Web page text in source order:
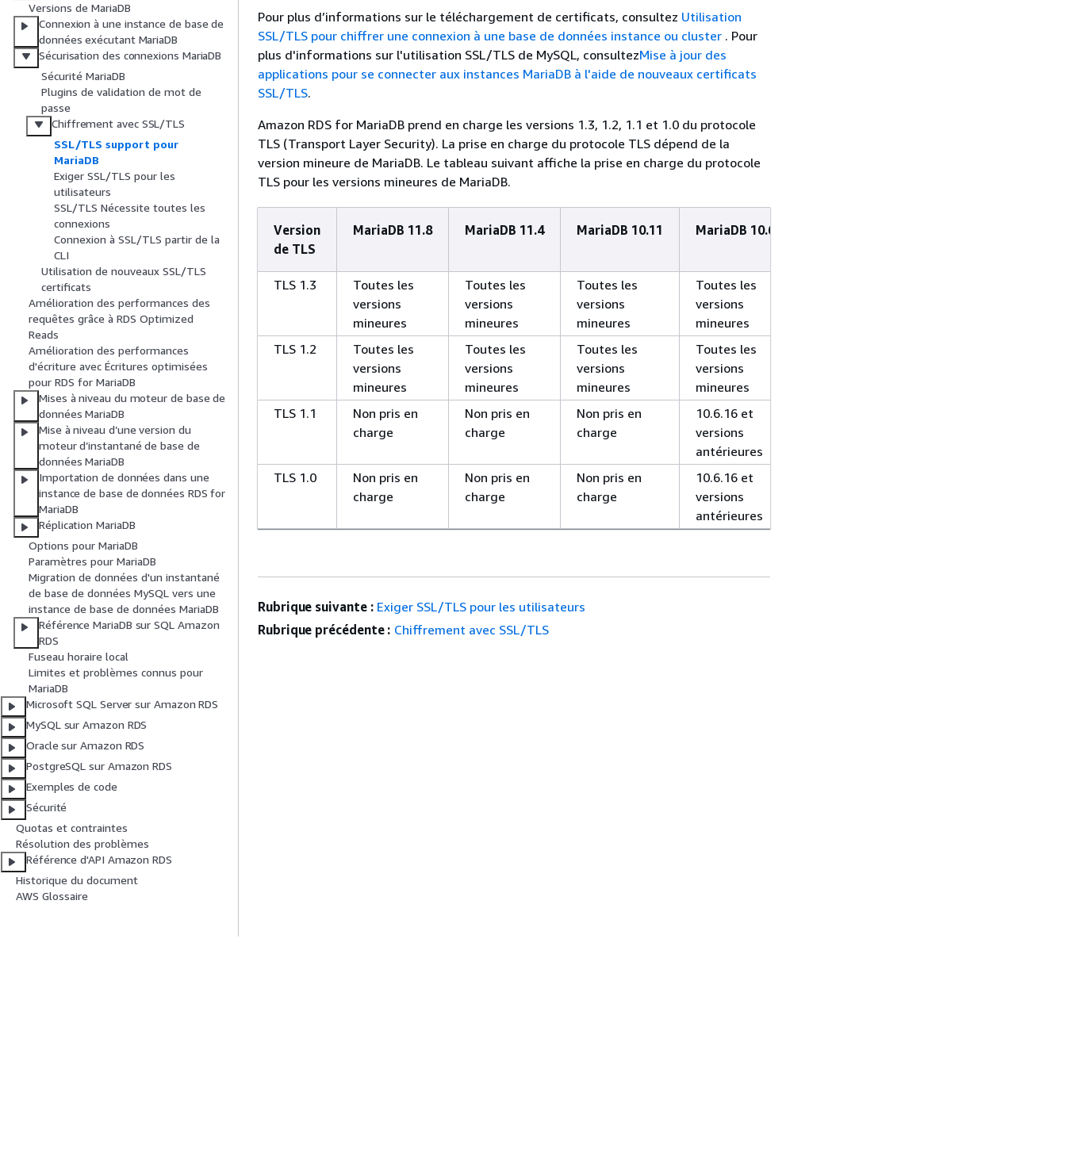
Versions de MariaDB
Connexion à une instance de base de
données exécutant MariaDB
Sécurisation des connexions MariaDB
Sécurité MariaDB
Plugins de validation de mot de
passe
Chiffrement avec SSL/TLS
SSL/TLS support pour
MariaDB
Exiger SSL/TLS pour les
utilisateurs
SSL/TLS Nécessite toutes les
connexions
Connexion à SSL/TLS partir de la
CLI
Utilisation de nouveaux SSL/TLS
certificats
Amélioration des performances des
requêtes grâce à RDS Optimized
Reads
Amélioration des performances
d'écriture avec Écritures optimisées
pour RDS for MariaDB
Mises à niveau du moteur de base de
données MariaDB
Mise à niveau d’une version du
moteur d’instantané de base de
données MariaDB
Importation de données dans une
instance de base de données RDS for
MariaDB
Réplication MariaDB
Options pour MariaDB
Paramètres pour MariaDB
Migration de données d'un instantané
de base de données MySQL vers une
instance de base de données MariaDB
Référence MariaDB sur SQL Amazon
RDS
Fuseau horaire local
Limites et problèmes connus pour
MariaDB
Microsoft SQL Server sur Amazon RDS
MySQL sur Amazon RDS
Oracle sur Amazon RDS
PostgreSQL sur Amazon RDS
Exemples de code
Sécurité
Quotas et contraintes
Résolution des problèmes
Référence d'API Amazon RDS
Historique du document
AWS Glossaire
Pour plus d’informations sur le téléchargement de certificats, consultez Utilisation
SSL/TLS pour chiffrer une connexion à une base de données instance ou cluster . Pour
plus d'informations sur l'utilisation SSL/TLS de MySQL, consultezMise à jour des
applications pour se connecter aux instances MariaDB à l'aide de nouveaux certificats
SSL/TLS.
Amazon RDS for MariaDB prend en charge les versions 1.3, 1.2, 1.1 et 1.0 du protocole
TLS (Transport Layer Security). La prise en charge du protocole TLS dépend de la
version mineure de MariaDB. Le tableau suivant affiche la prise en charge du protocole
TLS pour les versions mineures de MariaDB.
Version
de TLS
MariaDB 11.8 MariaDB 11.4 MariaDB 10.11 MariaDB 10.6
TLS 1.3
Toutes les
versions
mineures
Toutes les
versions
mineures
Toutes les
versions
mineures
Toutes les
versions
mineures
TLS 1.2
Toutes les
versions
mineures
Toutes les
versions
mineures
Toutes les
versions
mineures
Toutes les
versions
mineures
TLS 1.1
Non pris en
charge
Non pris en
charge
Non pris en
charge
10.6.16 et
versions
antérieures
TLS 1.0
Non pris en
charge
Non pris en
charge
Non pris en
charge
10.6.16 et
versions
antérieures
Rubrique suivante : Exiger SSL/TLS pour les utilisateurs
Rubrique précédente : Chiffrement avec SSL/TLS